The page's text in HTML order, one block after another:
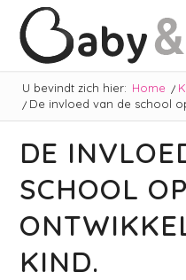
U bevindt zich hier: Home /
/ De invloed van de school
DE
SCHOOL
KIND.